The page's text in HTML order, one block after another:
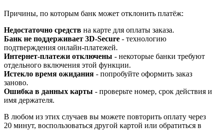
Причины, по которым банк может отклонить платёж:
Недостаточно средств на карте для оплаты заказа.
Банк не поддерживает 3D-Secure - технологию
подтверждения онлайн-платежей.
Интернет-платежи отключены - некоторые банки требуют
отдельного включения этой функции.
Истекло время ожидания - попробуйте оформить заказ
заново.
Ошибка в данных карты - проверьте номер, срок действия и
имя держателя.
В любом из этих случаев вы можете повторить оплату через
20 минут, воспользоваться другой картой или обратиться в